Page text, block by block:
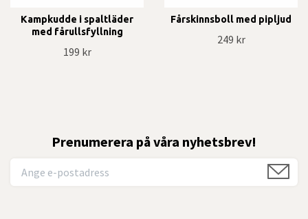
Kampkudde i spaltläder
med fårullsfyllning
199 kr
Fårskinnsboll med pipljud
249 kr
Prenumerera på våra nyhetsbrev!